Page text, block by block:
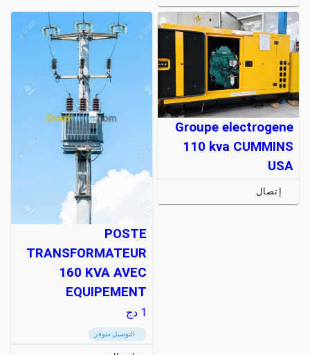
Groupe electrogene
110 kva CUMMINS
USA
إتصال
POSTE
TRANSFORMATEUR
160 KVA AVEC
EQUIPEMENT
1 دج
التوصيل متوفر